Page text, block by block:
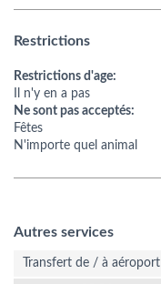
Restrictions
Restrictions d'age:
Il n'y en a pas
Ne sont pas acceptés:
Fêtes
N'importe quel animal
Autres services
Transfert de / à aéroport